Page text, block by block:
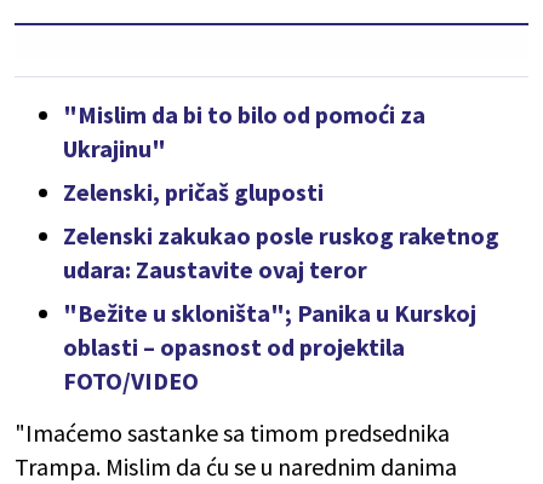
"Mislim da bi to bilo od pomoći za
Ukrajinu"
Zelenski, pričaš gluposti
Zelenski zakukao posle ruskog raketnog
udara: Zaustavite ovaj teror
"Bežite u skloništa"; Panika u Kurskoj
oblasti – opasnost od projektila
FOTO/VIDEO
"Imaćemo sastanke sa timom predsednika
Trampa. Mislim da ću se u narednim danima